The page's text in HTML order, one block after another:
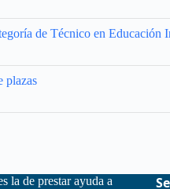
de Técnico en Educación
plazas
la de prestar ayuda a